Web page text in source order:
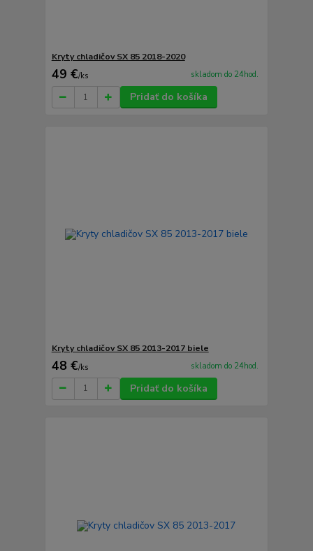
Kryty chladičov SX 85 2018-2020
49 €/ks skladom do 24hod.
Pridať do košíka
Kryty chladičov SX 85 2013-2017 biele
48 €/ks skladom do 24hod.
Pridať do košíka